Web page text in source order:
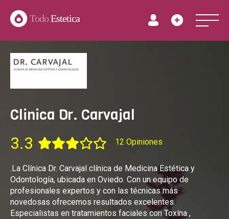
TodoEstetica
Clinica Dr. Carvajal
3.3
12 Opiniones
.La Clínica Dr. Carvajal clínica de Medicina Estética y
Odontología, ubicada en Oviedo. Con un equipo de
profesionales expertos y con las técnicas más
novedosas ofrecemos resultados excelentes.
Especialistas en tratamientos faciales con Toxína ,